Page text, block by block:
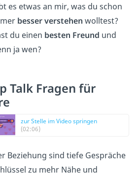
es etwas an mir, was du schon
besser verstehen wolltest?
du einen besten Freund und
ja wen?
Talk Fragen für
zur Stelle im Video springen
(02:06)
Beziehung sind tiefe Gespräche
zu mehr Nähe und